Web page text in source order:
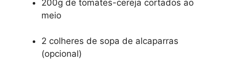
200g de tomates-cereja cortados ao
meio
2 colheres de sopa de alcaparras
(opcional)